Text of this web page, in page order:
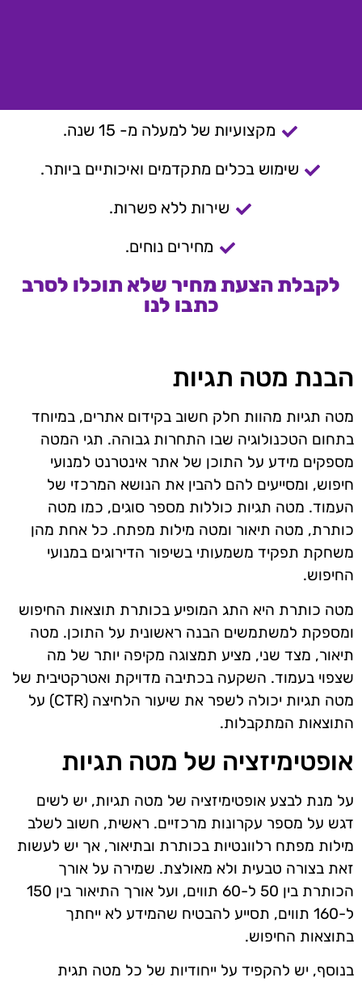
מקצועיות של למעלה מ- 15 שנה.
שימוש בכלים מתקדמים ואיכותיים ביותר.
שירות ללא פשרות.
מחירים נוחים.
לקבלת הצעת מחיר שלא תוכלו לסרב
כתבו לנו
הבנת מטה תגיות
מטה תגיות מהוות חלק חשוב בקידום אתרים, במיוחד
בתחום הטכנולוגיה שבו התחרות גבוהה. תגי המטה
מספקים מידע על התוכן של אתר אינטרנט למנועי
חיפוש, ומסייעים להם להבין את הנושא המרכזי של
העמוד. מטה תגיות כוללות מספר סוגים, כמו מטה
כותרת, מטה תיאור ומטה מילות מפתח. כל אחת מהן
משחקת תפקיד משמעותי בשיפור הדירוגים במנועי
החיפוש.
מטה כותרת היא התג המופיע בכותרת תוצאות החיפוש
ומספקת למשתמשים הבנה ראשונית על התוכן. מטה
תיאור, מצד שני, מציע תמצוגה מקיפה יותר של מה
שצפוי בעמוד. השקעה בכתיבה מדויקת ואטרקטיבית של
מטה תגיות יכולה לשפר את שיעור הלחיצה (CTR) על
התוצאות המתקבלות.
אופטימיזציה של מטה תגיות
על מנת לבצע אופטימיזציה של מטה תגיות, יש לשים
דגש על מספר עקרונות מרכזיים. ראשית, חשוב לשלב
מילות מפתח רלוונטיות בכותרת ובתיאור, אך יש לעשות
זאת בצורה טבעית ולא מאולצת. שמירה על אורך
הכותרת בין 50 ל-60 תווים, ועל אורך התיאור בין 150
ל-160 תווים, תסייע להבטיח שהמידע לא ייחתך
בתוצאות החיפוש.
בנוסף, יש להקפיד על ייחודיות של כל מטה תגית